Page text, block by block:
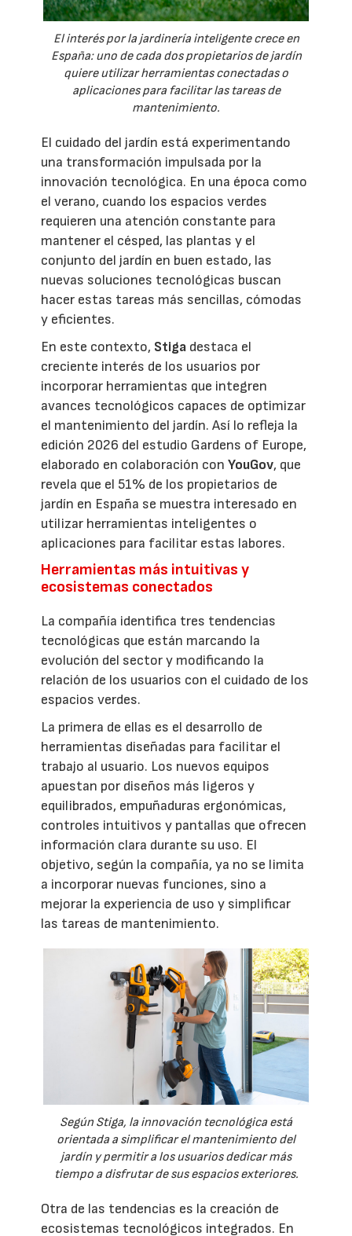
El interés por la jardinería inteligente crece en
España: uno de cada dos propietarios de jardín
quiere utilizar herramientas conectadas o
aplicaciones para facilitar las tareas de
mantenimiento.
El cuidado del jardín está experimentando
una transformación impulsada por la
innovación tecnológica. En una época como
el verano, cuando los espacios verdes
requieren una atención constante para
mantener el césped, las plantas y el
conjunto del jardín en buen estado, las
nuevas soluciones tecnológicas buscan
hacer estas tareas más sencillas, cómodas
y eficientes.
En este contexto, Stiga destaca el
creciente interés de los usuarios por
incorporar herramientas que integren
avances tecnológicos capaces de optimizar
el mantenimiento del jardín. Así lo refleja la
edición 2026 del estudio Gardens of Europe,
elaborado en colaboración conYouGov, que
revela que el 51% de los propietarios de
jardín en España se muestra interesado en
utilizar herramientas inteligentes o
aplicaciones para facilitar estas labores.
Herramientas más intuitivas y
ecosistemas conectados
La compañía identifica tres tendencias
tecnológicas que están marcando la
evolución del sector y modificando la
relación de los usuarios con el cuidado de los
espacios verdes.
La primera de ellas es el desarrollo de
herramientas diseñadas para facilitar el
trabajo al usuario. Los nuevos equipos
apuestan por diseños más ligeros y
equilibrados, empuñaduras ergonómicas,
controles intuitivos y pantallas que ofrecen
información clara durante su uso. El
objetivo, según la compañía, ya no se limita
a incorporar nuevas funciones, sino a
mejorar la experiencia de uso y simplificar
las tareas de mantenimiento.
Según Stiga, la innovación tecnológica está
orientada a simplificar el mantenimiento del
jardín y permitir a los usuarios dedicar más
tiempo a disfrutar de sus espacios exteriores.
Otra de las tendencias es la creación de
ecosistemas tecnológicos integrados. En